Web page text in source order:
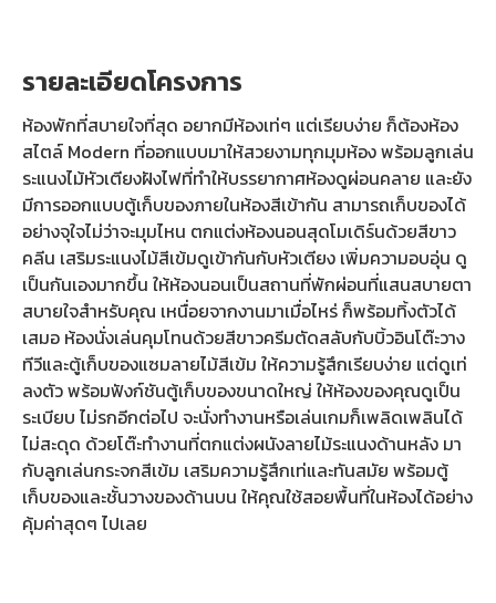
รายละเอียดโครงการ
ห้องพักที่สบายใจที่สุด อยากมีห้องเท่ๆ แต่เรียบง่าย ก็ต้องห้อง
สไตล์ Modern ที่ออกแบบมาให้สวยงามทุกมุมห้อง พร้อมลูกเล่น
ระแนงไม้หัวเตียงฝังไฟที่ทำให้บรรยากาศห้องดูผ่อนคลาย และยัง
มีการออกแบบตู้เก็บของภายในห้องสีเข้ากัน สามารถเก็บของได้
อย่างจุใจไม่ว่าจะมุมไหน ตกแต่งห้องนอนสุดโมเดิร์นด้วยสีขาว
คลีน เสริมระแนงไม้สีเข้มดูเข้ากันกับหัวเตียง เพิ่มความอบอุ่น ดู
เป็นกันเองมากขึ้น ให้ห้องนอนเป็นสถานที่พักผ่อนที่แสนสบายตา
สบายใจสำหรับคุณ เหนื่อยจากงานมาเมื่อไหร่ ก็พร้อมทิ้งตัวได้
เสมอ ห้องนั่งเล่นคุมโทนด้วยสีขาวครีมตัดสลับกับบิ้วอินโต๊ะวาง
ทีวีและตู้เก็บของแซมลายไม้สีเข้ม ให้ความรู้สึกเรียบง่าย แต่ดูเท่
ลงตัว พร้อมฟังก์ชันตู้เก็บของขนาดใหญ่ ให้ห้องของคุณดูเป็น
ระเบียบ ไม่รกอีกต่อไป จะนั่งทำงานหรือเล่นเกมก็เพลิดเพลินได้
ไม่สะดุด ด้วยโต๊ะทำงานที่ตกแต่งผนังลายไม้ระแนงด้านหลัง มา
กับลูกเล่นกระจกสีเข้ม เสริมความรู้สึกเท่และทันสมัย พร้อมตู้
เก็บของและชั้นวางของด้านบน ให้คุณใช้สอยพื้นที่ในห้องได้อย่าง
คุ้มค่าสุดๆ ไปเลย